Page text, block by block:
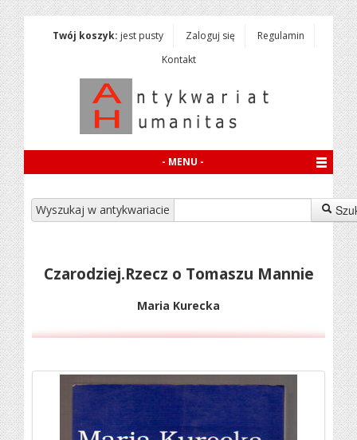
Twój koszyk: jest pusty Zaloguj się
Regulamin
Kontakt
- MENU -
Wyszukaj w antykwariacie
Czarodziej.Rzecz o Tomaszu Mannie
Maria Kurecka